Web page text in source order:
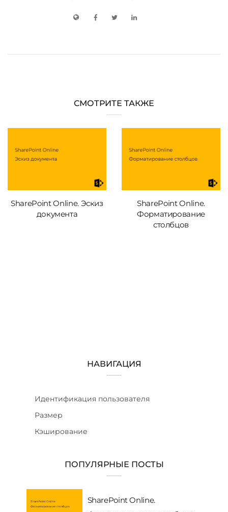
СМОТРИТЕ ТАКЖЕ
SharePoint Online. Эскиз
документа
SharePoint Online.
Форматирование
столбцов
НАВИГАЦИЯ
Идентификация пользователя
Размер
Кэширование
ПОПУЛЯРНЫЕ ПОСТЫ
SharePoint Online.